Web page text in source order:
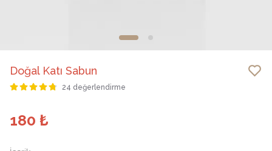
Doğal Katı Sabun
24 değerlendirme
180 ₺